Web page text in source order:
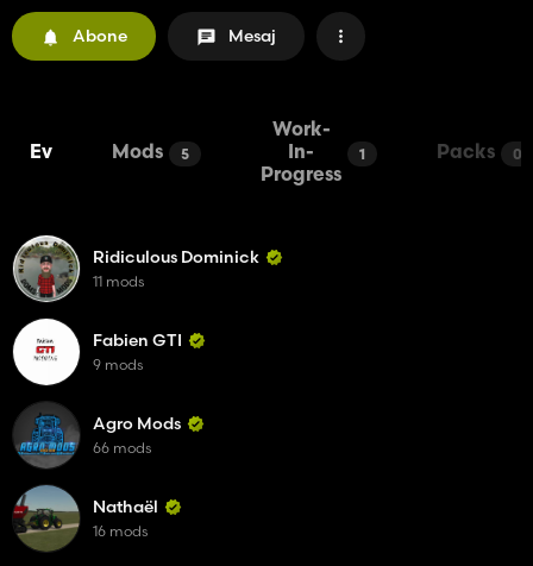
vous pouvez vous abonner a ma chaine youtube ""
FSPGaming """
je vous dis a très bientôt
Abone Mesaj
Ev Mods 5
Work-
In-
Progress
1 Packs 0
Ridiculous Dominick
11 mods
Fabien GTI
9 mods
Agro Mods
66 mods
Nathaël
16 mods